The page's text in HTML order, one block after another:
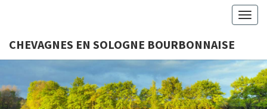
CHEVAGNES EN SOLOGNE BOURBONNAISE